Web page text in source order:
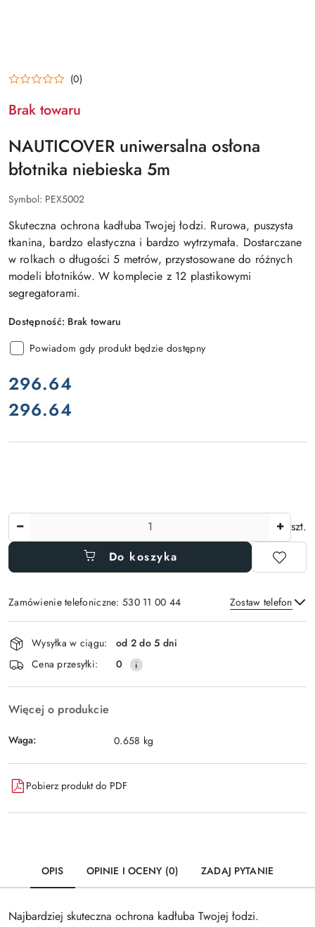
(0)
Brak towaru
NAUTICOVER uniwersalna osłona
błotnika niebieska 5m
Symbol: PEX5002
Skuteczna ochrona kadłuba Twojej łodzi. Rurowa, puszysta
tkanina, bardzo elastyczna i bardzo wytrzymała. Dostarczane
w rolkach o długości 5 metrów, przystosowane do różnych
modeli błotników. W komplecie z 12 plastikowymi
segregatorami.
Dostępność: Brak towaru
Powiadom gdy produkt będzie dostępny
cena:
296.64
Cena:
296.64
Ilość
szt.
Do koszyka
Zamówienie telefoniczne: 530 11 00 44 Zostaw telefon
Wyślij
Dostępność
i
dostawa
Wysyłka w ciągu:
od 2 do 5 dni
Cena przesyłki:
0
Więcej o produkcie
Waga: 0.658 kg
Pobierz produkt do PDF
OPIS OPINIE I OCENY (0) ZADAJ PYTANIE
Najbardziej skuteczna ochrona kadłuba Twojej łodzi.